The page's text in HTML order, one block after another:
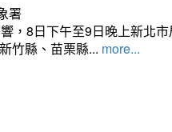
署
，8日下午至9日晚上新北
竹縣、苗栗縣... more...